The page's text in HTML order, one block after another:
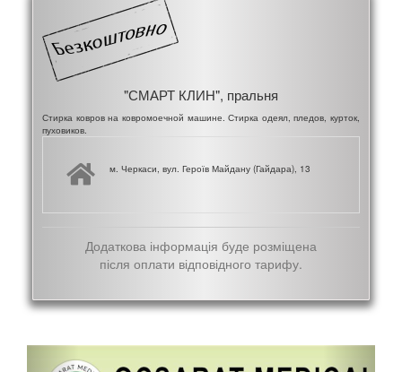
"СМАРТ КЛИН", пральня
Стирка ковров на ковромоечной машине. Стирка одеял, пледов, курток,
пуховиков.
м. Черкаси, вул. Героїв Майдану (Гайдара), 13
Додаткова інформація буде розміщена
після оплати відповідного тарифу.